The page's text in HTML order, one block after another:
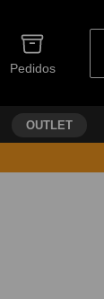
Pedidos
OUTLET